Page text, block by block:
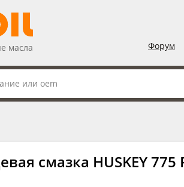
Форум
масла
смазка HUSKEY 775